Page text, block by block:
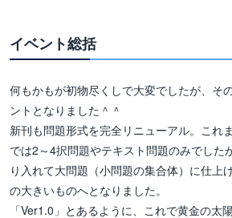
イベント総括
何もかもが初物尽くしで大変でしたが、そ
ントとなりました＾＾
新刊も問題形式を完全リニューアル。これ
では2～4択問題やテキスト問題のみでした
り入れて大問題（小問題の集合体）に仕上
の大きいものへとなりました。
「Ver1.0」とあるように、これで黄金の太